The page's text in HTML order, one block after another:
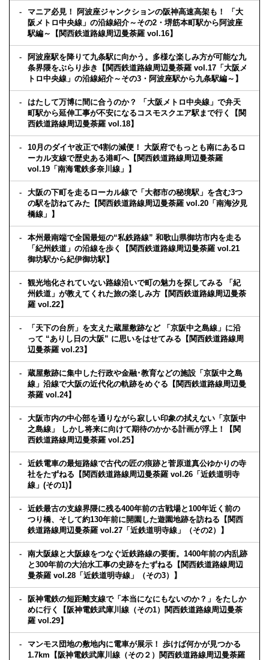
マニア必見！ 阿波座ジャンクションの阪神高速高架も！ 「大
阪メトロ中央線」の沿線紹介～その2・堺筋本町駅から阿波座
駅編～【関西鉄道路線周辺曼荼羅 vol.16】
阿波座駅を降りて九条駅に向かう。多様な楽しみ方が可能な九
条界隈をぶらり歩き【関西鉄道路線周辺曼荼羅 vol.17「大阪メ
トロ中央線」の沿線紹介～その3・阿波座駅から九条駅編～】
はたして万博に間に合うのか？ 「大阪メトロ中央線」で弁天
町駅から延伸工事が不安になるコスモスクエア駅まで行く【関
西鉄道路線周辺曼荼羅 vol.18】
10月のダイヤ改正で4割の減便！ 大阪府でもっとも南にあるロ
ーカル支線で歴史ある港町へ【関西鉄道路線周辺曼荼羅
vol.19「南海電鉄多奈川線」】
大阪の下町を走るローカル線で「大都市の秘境駅」を含む3つ
の駅を訪ねてみた【関西鉄道路線周辺曼荼羅 vol.20「南海汐見
橋線」】
本州最南端で全国最短の“私鉄路線” 和歌山県御坊市内を走る
「紀州鉄道」の沿線を歩く【関西鉄道路線周辺曼荼羅 vol.21
御坊駅から紀伊御坊駅】
観光地化されていない路線沿いで町の魅力を探してみる 「紀
州鉄道」が教えてくれた旅の楽しみ方【関西鉄道路線周辺曼荼
羅 vol.22】
「天下の台所」を支えた蔵屋敷跡など 「京阪中之島線」に沿
って “ありし日の大阪” に思いをはせてみる【関西鉄道路線周
辺曼荼羅 vol.23】
蔵屋敷跡に集中した行政や金融･教育などの施設「京阪中之島
線」沿線で大阪の近代化の軌跡をめぐる【関西鉄道路線周辺曼
荼羅 vol.24】
大阪市内の中心部を通りながら寂しい印象の拭えない「京阪中
之島線」 しかし将来に向けて期待のかかる計画が浮上！【関
西鉄道路線周辺曼荼羅 vol.25】
近鉄電車の最短路線で古代の匠の痕跡と菅原道真公ゆかりの寺
社をたずねる【関西鉄道路線周辺曼荼羅 vol.26「近鉄道明寺
線」(その1)】
近鉄最古の支線界隈に残る400年前の古戦場と100年近く前の
つり橋、そして約130年前に開園した遊園地跡を訪ねる【関西
鉄道路線周辺曼荼羅 vol.27「近鉄道明寺線」（その2）】
南大阪線と大阪線をつなぐ近鉄路線の要衝。1400年前の内乱跡
と300年前の大治水工事の史跡をたずねる【関西鉄道路線周辺
曼荼羅 vol.28「近鉄道明寺線」（その3）】
阪神電鉄の短距離支線で「本当になにもないのか？」をたしか
めに行く【阪神電鉄武庫川線（その1）関西鉄道路線周辺曼荼
羅 vol.29】
マンモス団地の敷地内に電車が展示！ 歩けば何かが見つかる
1.7km【阪神電鉄武庫川線（その２）関西鉄道路線周辺曼荼羅